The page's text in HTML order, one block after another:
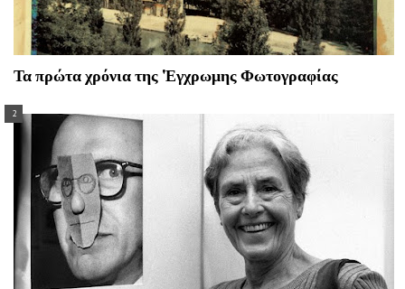
Τα πρώτα χρόνια της 'Εγχρωμης Φωτογραφίας